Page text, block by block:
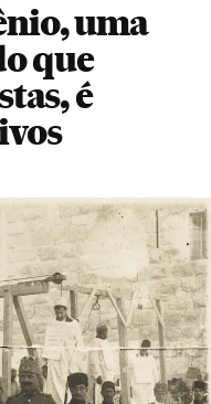
uma
que
é